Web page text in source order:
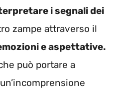
i segnali dei
zampe attraverso il
e aspettative.
può portare a